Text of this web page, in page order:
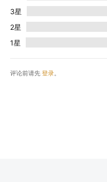
3星
2星
1星
评论前请先 登录。